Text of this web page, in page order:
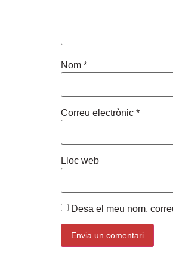
Nom *
Correu electrònic *
Lloc web
Desa el meu nom,